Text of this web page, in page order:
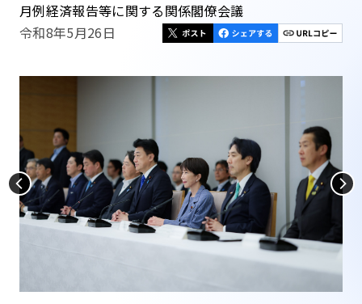
月例経済報告等に関する関係閣僚会議
令和8年5月26日